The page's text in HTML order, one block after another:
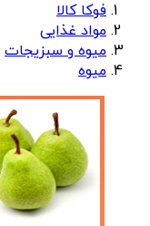
فوکا کالا
مواد غذایی
میوه و سبزیجات
میوه